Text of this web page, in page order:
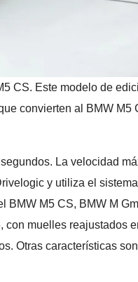
CS. Este modelo de
convierten al BMW M5
La velocidad
y utiliza el
M5 CS, BMW M
muelles reajustados
Otras características